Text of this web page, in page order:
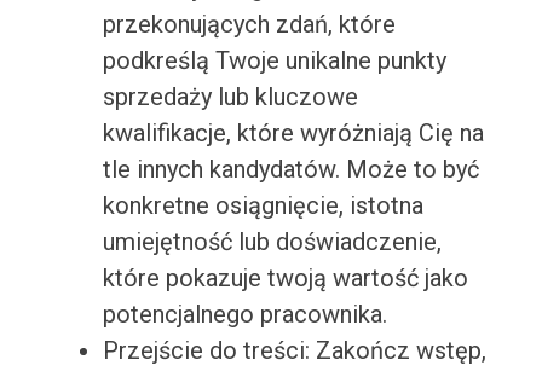
przekonujących zdań, które
podkreślą Twoje unikalne punkty
sprzedaży lub kluczowe
kwalifikacje, które wyróżniają Cię na
tle innych kandydatów. Może to być
konkretne osiągnięcie, istotna
umiejętność lub doświadczenie,
które pokazuje twoją wartość jako
potencjalnego pracownika.
Przejście do treści: Zakończ wstęp,